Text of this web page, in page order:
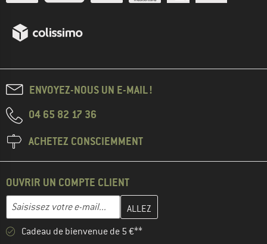
ENVOYEZ-NOUS UN E-MAIL !
04 65 82 17 36
ACHETEZ CONSCIEMMENT
OUVRIR UN COMPTE CLIENT
Adresse e-mail
Entrez votre adresse e-mail ici et créez votre compte client à la
Cadeau de bienvenue de 5 €**